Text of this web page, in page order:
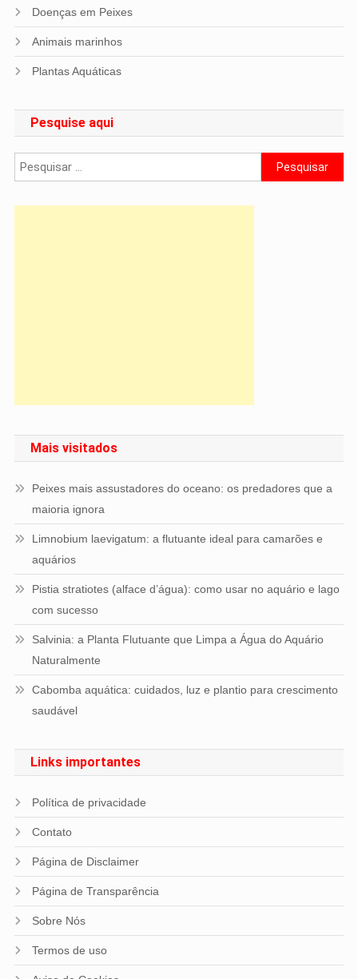
Doenças em Peixes
Animais marinhos
Plantas Aquáticas
Pesquise aqui
Pesquisar
por:
Mais visitados
Peixes mais assustadores do oceano: os predadores que a
maioria ignora
Limnobium laevigatum: a flutuante ideal para camarões e
aquários
Pistia stratiotes (alface d’água): como usar no aquário e lago
com sucesso
Salvinia: a Planta Flutuante que Limpa a Água do Aquário
Naturalmente
Cabomba aquática: cuidados, luz e plantio para crescimento
saudável
Links importantes
Política de privacidade
Contato
Página de Disclaimer
Página de Transparência
Sobre Nós
Termos de uso